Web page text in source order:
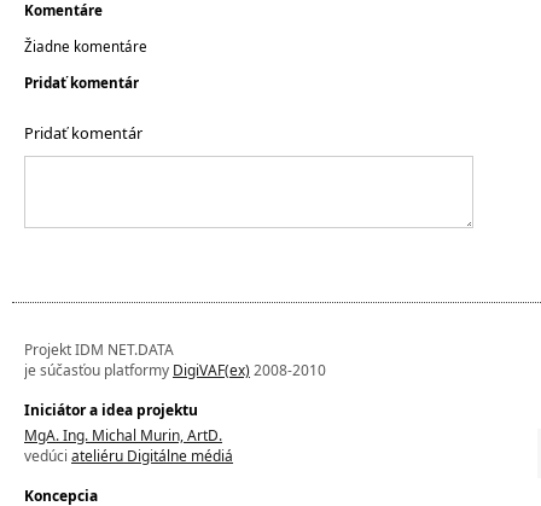
Komentáre
Žiadne komentáre
Pridať komentár
Pridať komentár
Projekt IDM NET.DATA
je súčasťou platformy DigiVAF(ex)2008-2010
Iniciátor a idea projektu
MgA. Ing. Michal Murin, ArtD.
vedúci ateliéru Digitálne médiá
Koncepcia